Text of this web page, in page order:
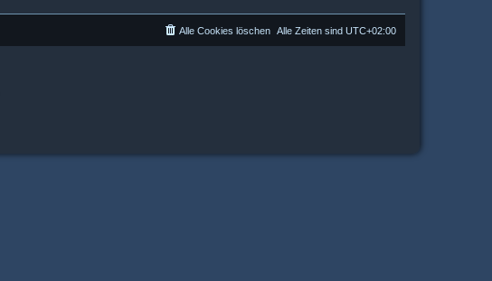
Alle Zeiten sind UTC+02:00
Alle Cookies löschen